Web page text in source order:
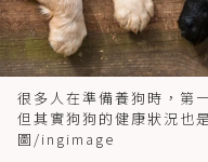
很多人在準備養狗時，第
但其實狗狗的健康狀況也
圖/ingimage